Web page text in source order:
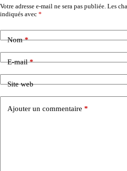
Votre adresse e-mail ne sera pas publiée. Les
indiqués avec *
Nom*
E-mail*
Site web
Ajouter un commentaire *